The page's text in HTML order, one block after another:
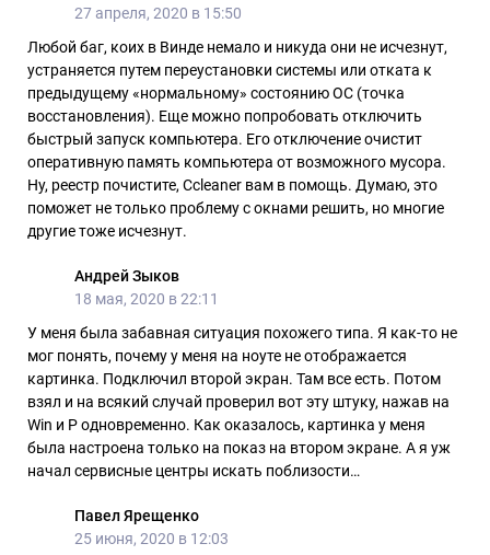
27 апреля, 2020 в 15:50
Любой баг, коих в Винде немало и никуда они не исчезнут,
устраняется путем переустановки системы или отката к
предыдущему «нормальному» состоянию ОС (точка
восстановления). Еще можно попробовать отключить
быстрый запуск компьютера. Его отключение очистит
оперативную память компьютера от возможного мусора.
Ну, реестр почистите, Ccleaner вам в помощь. Думаю, это
поможет не только проблему с окнами решить, но многие
другие тоже исчезнут.
Андрей Зыков
18 мая, 2020 в 22:11
У меня была забавная ситуация похожего типа. Я как-то не
мог понять, почему у меня на ноуте не отображается
картинка. Подключил второй экран. Там все есть. Потом
взял и на всякий случай проверил вот эту штуку, нажав на
Win и P одновременно. Как оказалось, картинка у меня
была настроена только на показ на втором экране. А я уж
начал сервисные центры искать поблизости…
Павел Ярещенко
25 июня, 2020 в 12:03